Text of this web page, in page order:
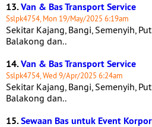
13.Van & Bas Transport Service
Sslpk4754, Mon 19/May/2025 6:19am
Sekitar Kajang, Bangi, Semenyih,
Balakong dan..
14.Van & Bas Transport Service
Sslpk4754, Wed 9/Apr/2025 6:24am
Sekitar Kajang, Bangi, Semenyih,
Balakong dan..
15.Sewaan Bas untuk Event